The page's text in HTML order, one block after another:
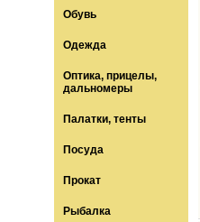
Обувь
Одежда
Оптика, прицелы,
дальномеры
Палатки, тенты
Посуда
Прокат
Рыбалка